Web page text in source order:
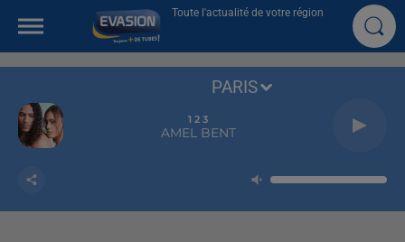
Toute l'actualité de votre région
1 2 3
AMEL BENT
PARIS